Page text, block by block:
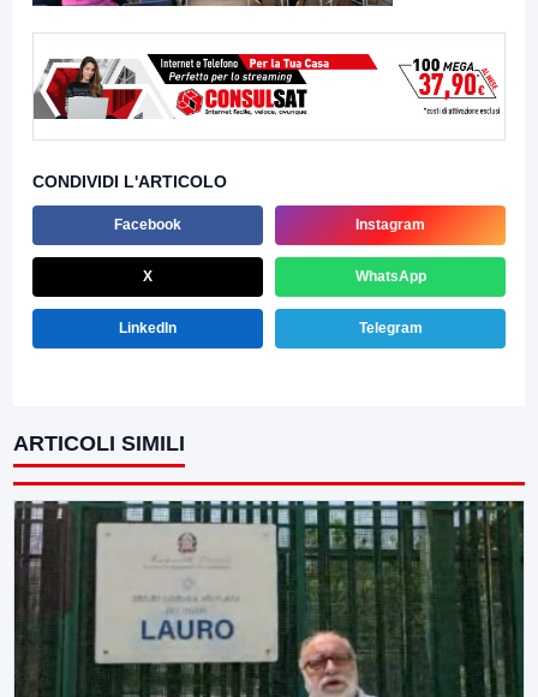
CONDIVIDI L'ARTICOLO
Facebook Instagram
X WhatsApp
LinkedIn Telegram
ARTICOLI SIMILI